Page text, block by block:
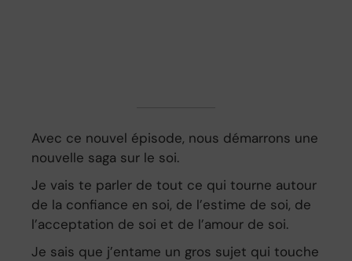
Avec ce nouvel épisode, nous démarrons une
nouvelle saga sur le soi.
Je vais te parler de tout ce qui tourne autour
de la confiance en soi, de l’estime de soi, de
l’acceptation de soi et de l’amour de soi.
Je sais que j’entame un gros sujet qui touche